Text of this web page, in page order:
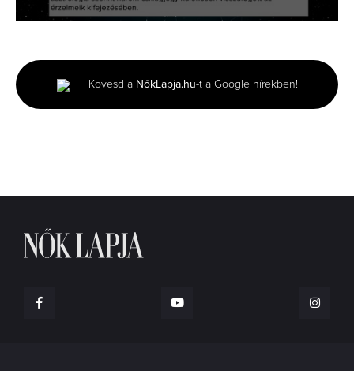
minute,
15
seconds
Kövesd a NőkLapja.hu-t a Google hírekben!